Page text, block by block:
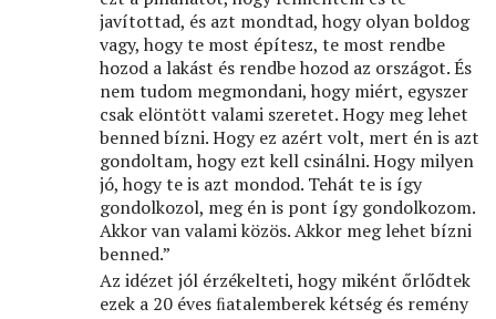
javítottad, és azt mondtad, hogy olyan boldog
vagy, hogy te most építesz, te most rendbe
hozod a lakást és rendbe hozod az országot. És
nem tudom megmondani, hogy miért, egyszer
csak elöntött valami szeretet. Hogy meg lehet
benned bízni. Hogy ez azért volt, mert én is azt
gondoltam, hogy ezt kell csinálni. Hogy milyen
jó, hogy te is azt mondod. Tehát te is így
gondolkozol, meg én is pont így gondolkozom.
Akkor van valami közös. Akkor meg lehet bízni
benned.”
Az idézet jól érzékelteti, hogy miként őrlődtek
ezek a 20 éves ﬁatalemberek kétség és remény